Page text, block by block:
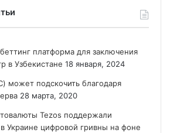
платформа для заключения
в Узбекистане 18 января, 2024
может подскочить благодаря
28 марта, 2020
Tezos поддержали
Украине цифровой гривны на фоне